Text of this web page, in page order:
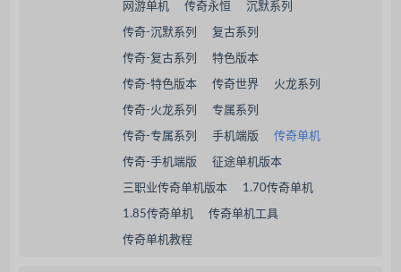
网游单机 传奇永恒 沉默系列
传奇-沉默系列 复古系列
传奇-复古系列 特色版本
传奇-特色版本 传奇世界 火龙系列
传奇-火龙系列 专属系列
传奇-专属系列 手机端版 传奇单机
传奇-手机端版 征途单机版本
三职业传奇单机版本 1.70传奇单机
1.85传奇单机 传奇单机工具
传奇单机教程